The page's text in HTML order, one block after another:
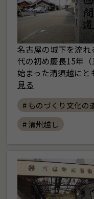
名古屋の城下を流れ
代の初め慶長15年
始まった清須越に
見る
# ものづくり文化の
# 清州越し